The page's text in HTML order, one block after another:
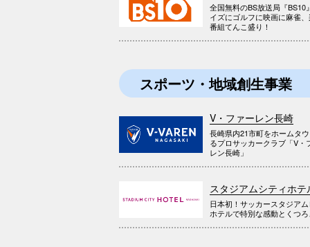
全国無料のBS放送局『BS10
イズにゴルフに映画に麻雀
番組てんこ盛り！
スポーツ・地域創生事業
V・ファーレン長崎
長崎県内21市町をホームタ
るプロサッカークラブ「V・
レン長崎」
スタジアムシティホテ
日本初！サッカースタジア
ホテルで特別な感動とくつろ